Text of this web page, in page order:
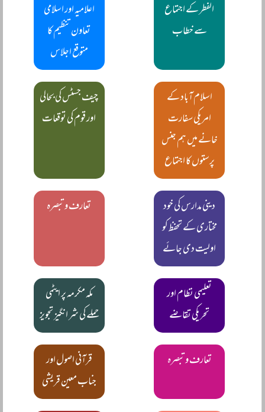
الفطر کے اجتماع
سے خطاب
اعلامیہ اور اسلامی
تعاون تنظیم کا
متوقع اجلاس
اسلام آباد کے
امریکی سفارت
خانے میں ہم جنس
پرستوں کا اجتماع
چیف جسٹس کی بحالی
اور قوم کی توقعات
دینی مدارس کی خود
مختاری کے تحفظ کو
اولیت دی جائے
تعارف و تبصرہ
تعلیمی نظام اور
تحریکی تقاضے
مکہ مکرمہ پر ایٹمی
حملے کی شر انگیز تجویز
تعارف و تبصرہ
قرآنی اصول اور
جناب معین قریشی